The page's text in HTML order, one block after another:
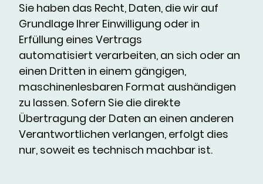
Sie haben das Recht, Daten, die wir auf
Grundlage Ihrer Einwilligung oder in
Erfüllung eines Vertrags
automatisiert verarbeiten, an sich oder an
einen Dritten in einem gängigen,
maschinenlesbaren Format aushändigen
zu lassen. Sofern Sie die direkte
Übertragung der Daten an einen anderen
Verantwortlichen verlangen, erfolgt dies
nur, soweit es technisch machbar ist.